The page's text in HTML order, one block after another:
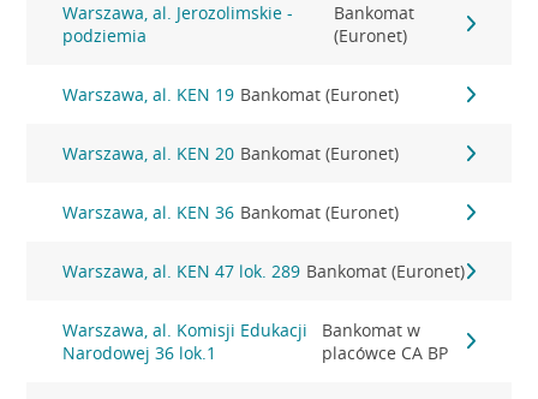
Warszawa, al. Jerozolimskie -
podziemia
Bankomat
(Euronet)
Warszawa, al. KEN 19 Bankomat (Euronet)
Warszawa, al. KEN 20 Bankomat (Euronet)
Warszawa, al. KEN 36 Bankomat (Euronet)
Warszawa, al. KEN 47 lok. 289 Bankomat (Euronet)
Warszawa, al. Komisji Edukacji
Narodowej 36 lok.1
Bankomat w
placówce CA BP